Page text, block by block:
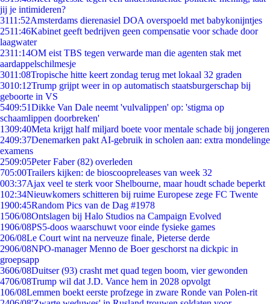
jij je intimideren?
3111:52Amsterdams dierenasiel DOA overspoeld met babykonijntjes
2511:46Kabinet geeft bedrijven geen compensatie voor schade door
laagwater
2311:14OM eist TBS tegen verwarde man die agenten stak met
aardappelschilmesje
3011:08Tropische hitte keert zondag terug met lokaal 32 graden
3010:12Trump grijpt weer in op automatisch staatsburgerschap bij
geboorte in VS
5409:51Dikke Van Dale neemt 'vulvalippen' op: 'stigma op
schaamlippen doorbreken'
1309:40Meta krijgt half miljard boete voor mentale schade bij jongeren
2409:37Denemarken pakt AI-gebruik in scholen aan: extra mondelinge
examens
2509:05Peter Faber (82) overleden
705:00Trailers kijken: de bioscoopreleases van week 32
003:37Ajax veel te sterk voor Shelbourne, maar houdt schade beperkt
102:34Nieuwkomers schitteren bij ruime Europese zege FC Twente
1900:45Random Pics van de Dag #1978
1506/08Ontslagen bij Halo Studios na Campaign Evolved
1906/08PS5-doos waarschuwt voor einde fysieke games
206/08Le Court wint na nerveuze finale, Pieterse derde
2906/08NPO-manager Menno de Boer geschorst na dickpic in
groepsapp
3606/08Duitser (93) crasht met quad tegen boom, vier gewonden
4706/08Trump wil dat J.D. Vance hem in 2028 opvolgt
106/08Lemmen boekt eerste profzege in zware Ronde van Polen-rit